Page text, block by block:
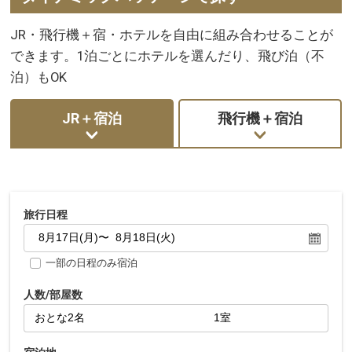
JR・飛行機＋宿・ホテルを自由に組み合わせることが
できます。1泊ごとにホテルを選んだり、飛び泊（不
泊）もOK
JR＋宿泊 飛行機＋宿泊
旅行日程
一部の日程のみ宿泊
人数/部屋数